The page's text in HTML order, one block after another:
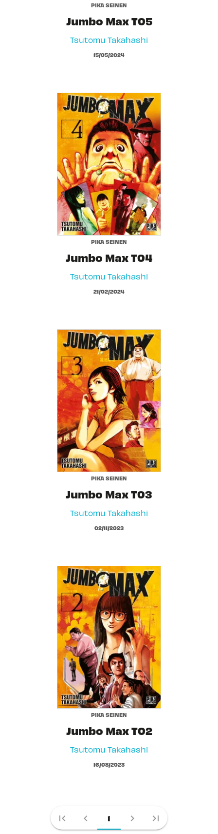
PIKA SEINEN
Jumbo Max T05
Tsutomu Takahashi
15/05/2024
PIKA SEINEN
Jumbo Max T04
Tsutomu Takahashi
21/02/2024
PIKA SEINEN
Jumbo Max T03
Tsutomu Takahashi
02/11/2023
PIKA SEINEN
Jumbo Max T02
Tsutomu Takahashi
16/08/2023
first_page chevron_left 1 chevron_right last_page